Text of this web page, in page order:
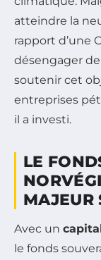
atteindre la
rapport d’une
désengager
soutenir cet
entreprises
il a investi.
LE
MAJEUR
Avec un
le fonds